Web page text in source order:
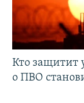
Кто защитит
о ПВО